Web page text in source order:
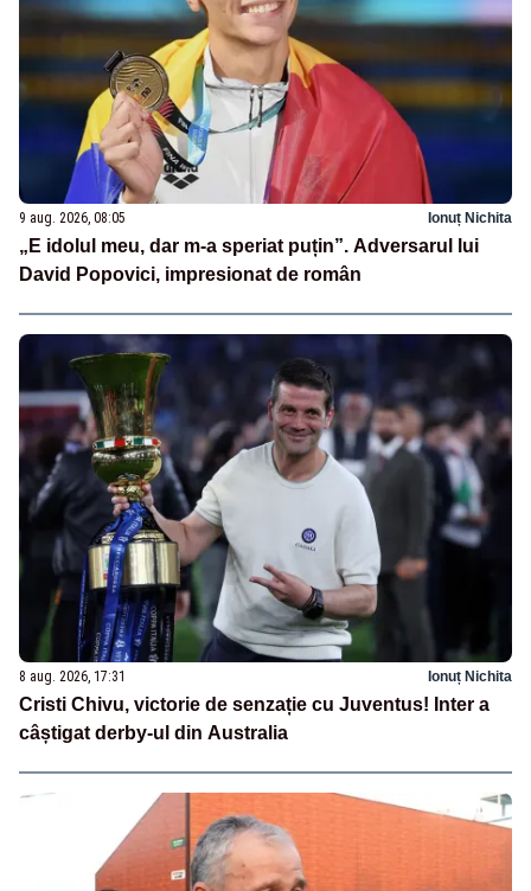
9 aug. 2026, 08:05 Ionuț Nichita
„E idolul meu, dar m-a speriat puțin”. Adversarul lui
David Popovici, impresionat de român
8 aug. 2026, 17:31 Ionuț Nichita
Cristi Chivu, victorie de senzație cu Juventus! Inter a
câștigat derby-ul din Australia